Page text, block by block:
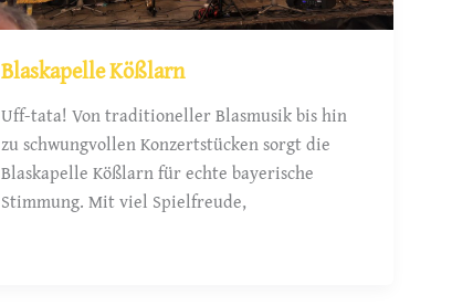
Blaskapelle Kößlarn
Uff-tata! Von traditioneller Blasmusik bis hin
zu schwungvollen Konzertstücken sorgt die
Blaskapelle Kößlarn für echte bayerische
Stimmung. Mit viel Spielfreude,